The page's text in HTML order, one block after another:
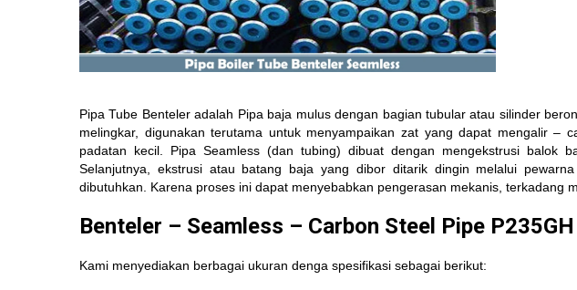
Pipa Tube Benteler adalah Pipa baja mulus dengan bagian tubular atau silinder
melingkar, digunakan terutama untuk menyampaikan zat yang dapat mengalir –
padatan kecil. Pipa Seamless (dan tubing) dibuat dengan mengekstrusi balok
Selanjutnya, ekstrusi atau batang baja yang dibor ditarik dingin melalui
dibutuhkan. Karena proses ini dapat menyebabkan pengerasan mekanis, terkadang
Benteler – Seamless – Carbon Steel Pipe
Kami menyediakan berbagai ukuran denga spesifikasi sebagai berikut: